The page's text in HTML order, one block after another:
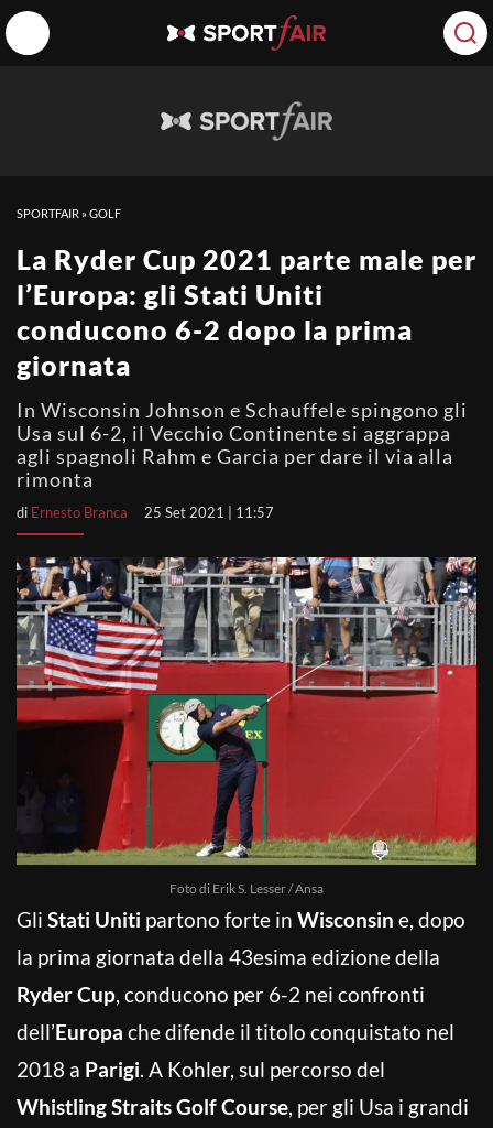
SPORTFAIR »GOLF
La Ryder Cup 2021 parte male per
l’Europa: gli Stati Uniti
conducono 6-2 dopo la prima
giornata
In Wisconsin Johnson e Schauffele spingono gli
Usa sul 6-2, il Vecchio Continente si aggrappa
agli spagnoli Rahm e Garcia per dare il via alla
rimonta
di Ernesto Branca 25 Set 2021 | 11:57
Foto di Erik S. Lesser / Ansa
Gli Stati Uniti partono forte in Wisconsin e, dopo
la prima giornata della 43esima edizione della
Ryder Cup, conducono per 6-2 nei confronti
dell’Europa che difende il titolo conquistato nel
2018 a Parigi. A Kohler, sul percorso del
Whistling Straits Golf Course, per gli Usa i grandi